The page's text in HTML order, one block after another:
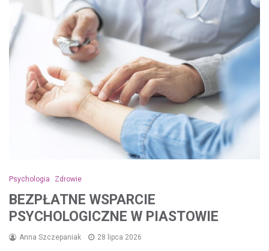
Psychologia Zdrowie
BEZPŁATNE WSPARCIE
PSYCHOLOGICZNE W PIASTOWIE
Anna Szczepaniak 28 lipca 2026